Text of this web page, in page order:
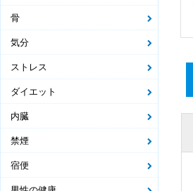
骨
気分
ストレス
ダイエット
内臓
禁煙
宿便